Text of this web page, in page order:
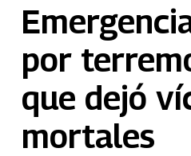
por
que dejó
mortales